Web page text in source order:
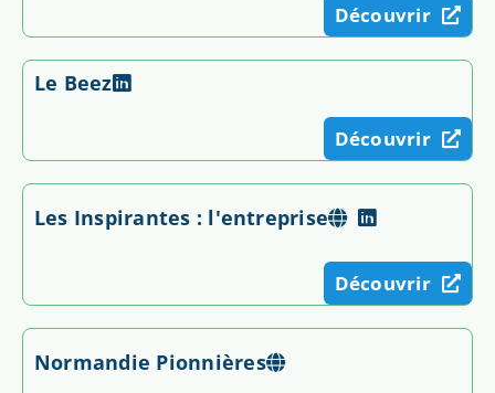
Découvrir
Le Beez
Découvrir
Les Inspirantes : l'entreprise
Découvrir
Normandie Pionnières